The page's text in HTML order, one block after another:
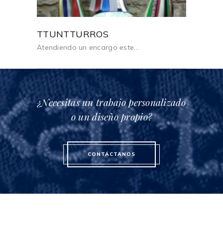
TTUNTTURROS
Atendiendo un encargo este...
¿Necesitas un trabajo personalizado
o un diseño propio?
CONTÁCTANOS